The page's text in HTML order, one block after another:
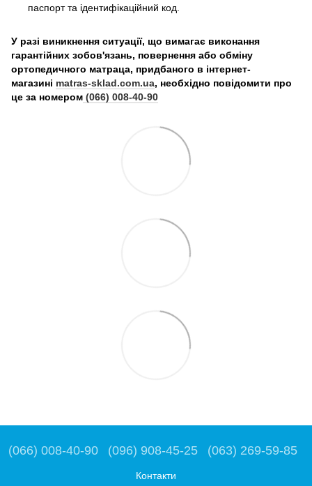
паспорт та ідентифікаційний код.
У разі виникнення ситуації, що вимагає виконання
гарантійних зобов'язань, повернення або обміну
ортопедичного матраца, придбаного в інтернет-
магазині matras-sklad.com.ua, необхідно повідомити про
це за номером (066) 008-40-90
(066) 008-40-90 (096) 908-45-25 (063) 269-59-85
Контакти